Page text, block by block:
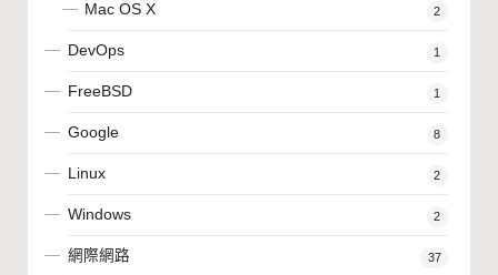
Mac OS X 2
DevOps 1
FreeBSD 1
Google 8
Linux 2
Windows 2
網際網路 37